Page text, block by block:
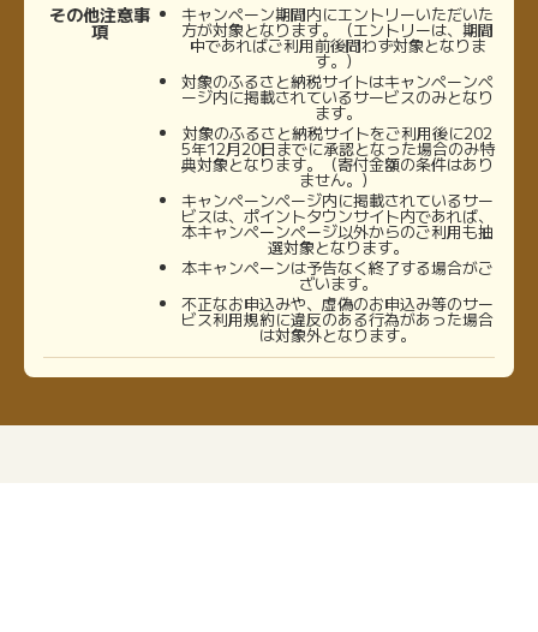
その他注意事
項
キャンペーン期間内にエントリーいただいた
方が対象となります。（エントリーは、期間
中であればご利用前後問わず対象となりま
す。）
対象のふるさと納税サイトはキャンペーンペ
ージ内に掲載されているサービスのみとなり
ます。
対象のふるさと納税サイトをご利用後に202
5年12月20日までに承認となった場合のみ特
典対象となります。（寄付金額の条件はあり
ません。）
キャンペーンページ内に掲載されているサー
ビスは、ポイントタウンサイト内であれば、
本キャンペーンページ以外からのご利用も抽
選対象となります。
本キャンペーンは予告なく終了する場合がご
ざいます。
不正なお申込みや、虚偽のお申込み等のサー
ビス利用規約に違反のある行為があった場合
は対象外となります。